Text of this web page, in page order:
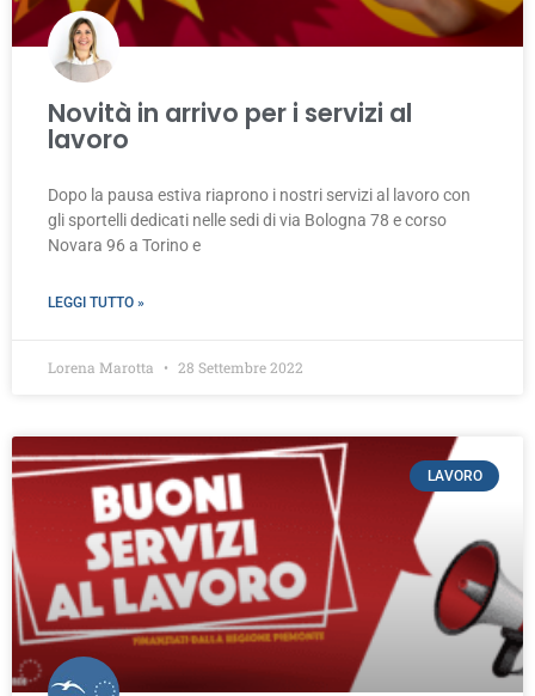
Novità in arrivo per i servizi al
lavoro
Dopo la pausa estiva riaprono i nostri servizi al lavoro con
gli sportelli dedicati nelle sedi di via Bologna 78 e corso
Novara 96 a Torino e
LEGGI TUTTO »
Lorena Marotta 28 Settembre 2022
LAVORO